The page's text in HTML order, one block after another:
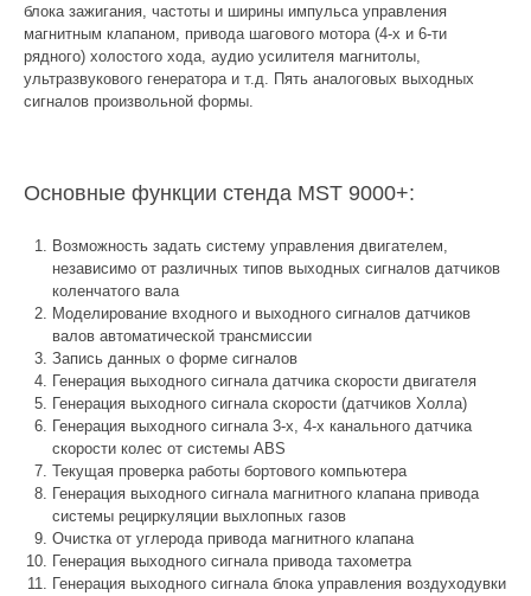
блока зажигания, частоты и ширины импульса управления
магнитным клапаном, привода шагового мотора (4-х и 6-ти
рядного) холостого хода, аудио усилителя магнитолы,
ультразвукового генератора и т.д. Пять аналоговых выходных
сигналов произвольной формы.
Основные функции стенда MST 9000+:
Возможность задать систему управления двигателем,
независимо от различных типов выходных сигналов датчиков
коленчатого вала
Моделирование входного и выходного сигналов датчиков
валов автоматической трансмиссии
Запись данных о форме сигналов
Генерация выходного сигнала датчика скорости двигателя
Генерация выходного сигнала скорости (датчиков Холла)
Генерация выходного сигнала 3-х, 4-х канального датчика
скорости колес от системы ABS
Текущая проверка работы бортового компьютера
Генерация выходного сигнала магнитного клапана привода
системы рециркуляции выхлопных газов
Очистка от углерода привода магнитного клапана
Генерация выходного сигнала привода тахометра
Генерация выходного сигнала блока управления воздуходувки